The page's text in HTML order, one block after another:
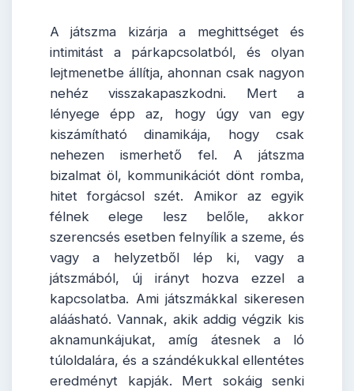
A játszma kizárja a meghittséget és
intimitást a párkapcsolatból, és olyan
lejtmenetbe állítja, ahonnan csak nagyon
nehéz visszakapaszkodni. Mert a
lényege épp az, hogy úgy van egy
kiszámítható dinamikája, hogy csak
nehezen ismerhető fel. A játszma
bizalmat öl, kommunikációt dönt romba,
hitet forgácsol szét. Amikor az egyik
félnek elege lesz belőle, akkor
szerencsés esetben felnyílik a szeme, és
vagy a helyzetből lép ki, vagy a
játszmából, új irányt hozva ezzel a
kapcsolatba. Ami játszmákkal sikeresen
aláásható. Vannak, akik addig végzik kis
aknamunkájukat, amíg átesnek a ló
túloldalára, és a szándékukkal ellentétes
eredményt kapják. Mert sokáig senki